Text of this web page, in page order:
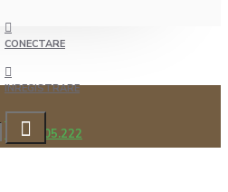
CONECTARE
INREGISTRARE
0722.505.222